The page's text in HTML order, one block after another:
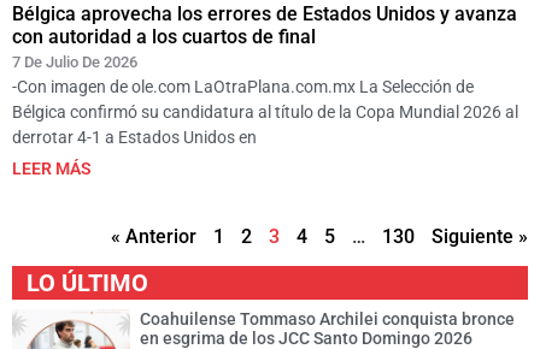
Bélgica aprovecha los errores de Estados Unidos y avanza
con autoridad a los cuartos de final
7 De Julio De 2026
-Con imagen de ole.com LaOtraPlana.com.mx La Selección de
Bélgica confirmó su candidatura al título de la Copa Mundial 2026 al
derrotar 4-1 a Estados Unidos en
LEER MÁS
« Anterior 1 2 3 4 5 … 130 Siguiente »
LO ÚLTIMO
Coahuilense Tommaso Archilei conquista bronce
en esgrima de los JCC Santo Domingo 2026